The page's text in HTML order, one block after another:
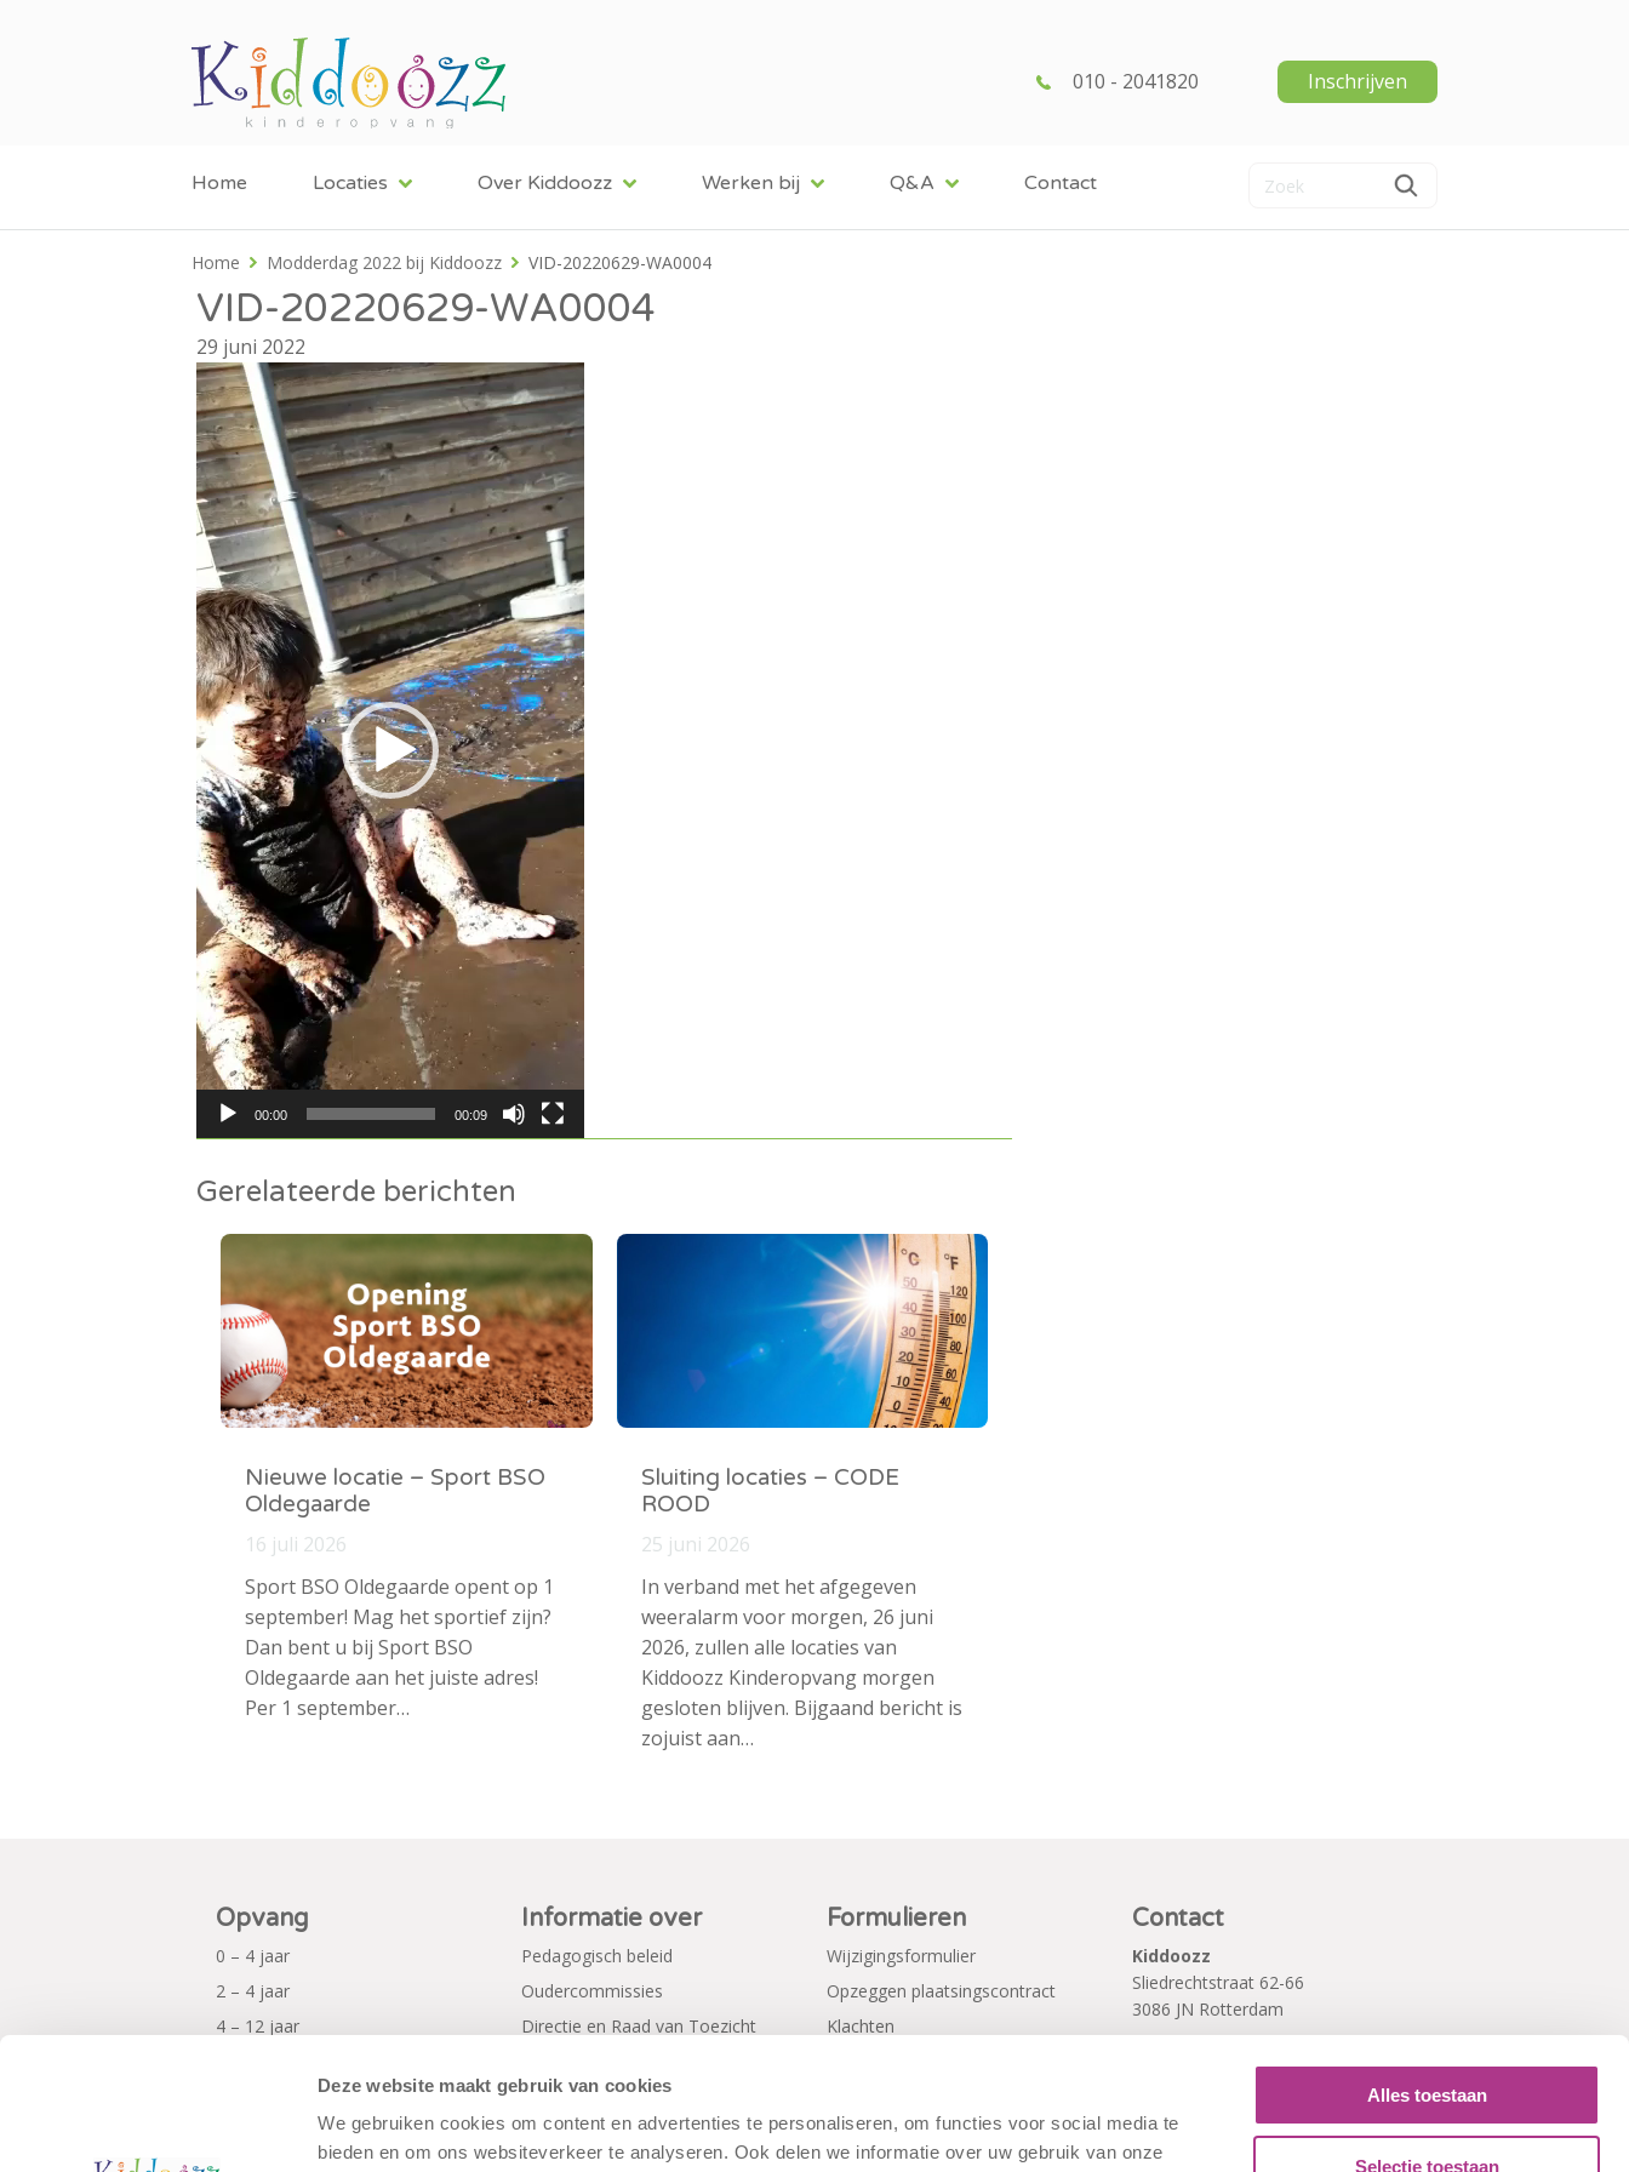
Deze website maakt gebruik van cookies
We gebruiken cookies om content en advertenties te personaliseren, om functies voor social media te
bieden en om ons websiteverkeer te analyseren. Ook delen we informatie over uw gebruik van onze
Alles toestaan
Selectie toestaan
010 - 2041820 Inschrijven
Home Locaties Over Kiddoozz Werken bij Q&A Contact
Home Modderdag 2022 bij Kiddoozz VID-20220629-WA0004
VID-20220629-WA0004
29 juni 2022
Videospeler
00:00 00:09
Gerelateerde berichten
Nieuwe locatie – Sport BSO
Oldegaarde
16 juli 2026
Sport BSO Oldegaarde opent op 1
september! Mag het sportief zijn?
Dan bent u bij Sport BSO
Oldegaarde aan het juiste adres!
Per 1 september…
Sluiting locaties – CODE
ROOD
25 juni 2026
In verband met het afgegeven
weeralarm voor morgen, 26 juni
2026, zullen alle locaties van
Kiddoozz Kinderopvang morgen
gesloten blijven. Bijgaand bericht is
zojuist aan…
Opvang
0 – 4 jaar
2 – 4 jaar
4 – 12 jaar
Informatie over
Pedagogisch beleid
Oudercommissies
Directie en Raad van Toezicht
Privacy Policy
Formulieren
Wijzigingsformulier
Opzeggen plaatsingscontract
Klachten
Contact
Kiddoozz
Sliedrechtstraat 62-66
3086 JN Rotterdam